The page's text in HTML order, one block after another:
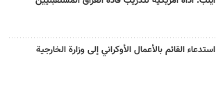
استدعاء القائم بالأعمال الأوكراني إلى وزارة الخارجية